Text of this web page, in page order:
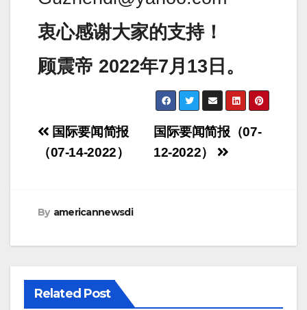
衷心感谢大家的支持！
顾震帝 2022年7月13日。
Post
navigation
国际要闻简报（07-
12-2022）
国际要闻简报
（07-14-2022）
By americannewsdi
Related Post